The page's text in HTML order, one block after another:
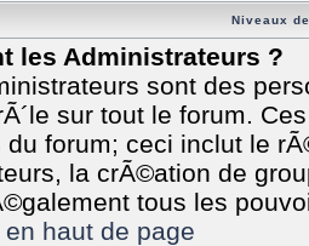
Niveaux
les Administrateurs ?
sont des
sur tout le forum.
du forum; ceci inclut le
la crÃ©ation de
tous les
haut de page